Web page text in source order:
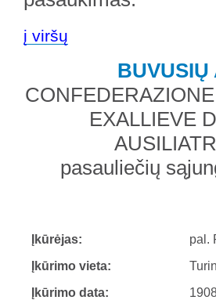
į viršų
EXALLIEVE
pasauliečių
Įkūrėjas:
Įkūrimo vieta:
Įkūrimo data:
pal.